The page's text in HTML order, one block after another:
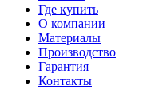
Где купить
О компании
Материалы
Производство
Гарантия
Контакты